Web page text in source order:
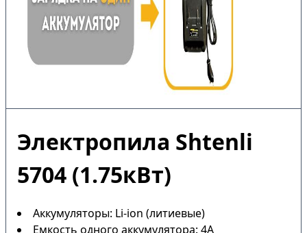
Электропила Shtenli
5704 (1.75кВт)
Аккумуляторы: Li-ion (литиевые)
Емкость одного аккумулятора: 4А